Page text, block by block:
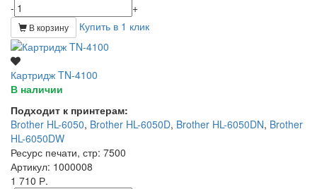
-
+
В корзину Купить в 1 клик
Картридж TN-4100
В наличии
Подходит к принтерам:
Brother HL-6050, Brother HL-6050D, Brother HL-6050DN, Brother
HL-6050DW
Ресурс печати, стр: 7500
Артикул: 1000008
1 710 Р.